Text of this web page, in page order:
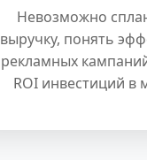
Невозможно
выручку, понять
рекламных
ROI инвестиций в